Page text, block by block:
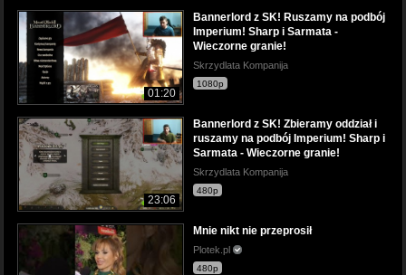
01:20
Bannerlord z SK! Ruszamy na podbój
Imperium! Sharp i Sarmata -
Wieczorne granie!
Skrzydlata Kompanija
1080p
23:06
Bannerlord z SK! Zbieramy oddział i
ruszamy na podbój Imperium! Sharp i
Sarmata - Wieczorne granie!
Skrzydlata Kompanija
480p
Mnie nikt nie przeprosił
Plotek.pl
480p